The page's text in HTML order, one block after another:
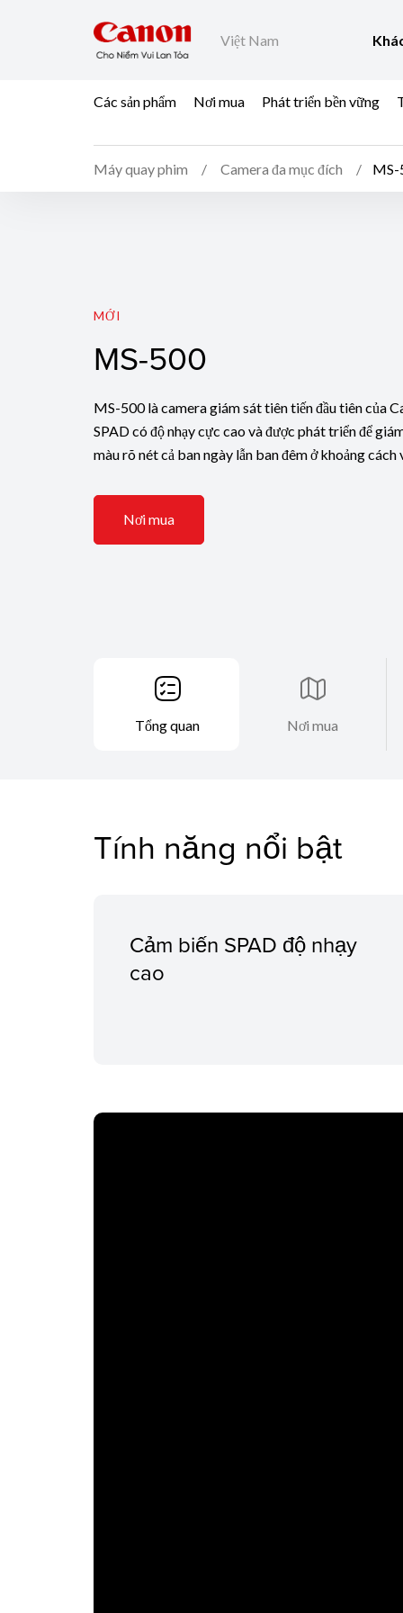
Việt Nam
Các sản phẩm Nơi mua Phát triển bền vững
Máy quay phim Camera đa mục đích MS-
MỚI
MS-500
MS-500 là camera giám sát tiên tiến đầu tiên của
SPAD có độ nhạy cực cao và được phát triển để
màu rõ nét cả ban ngày lẫn ban đêm ở khoảng
Nơi mua
Tổng quan Nơi mua
Tính năng nổi bật
Cảm biến SPAD độ nhạy
cao